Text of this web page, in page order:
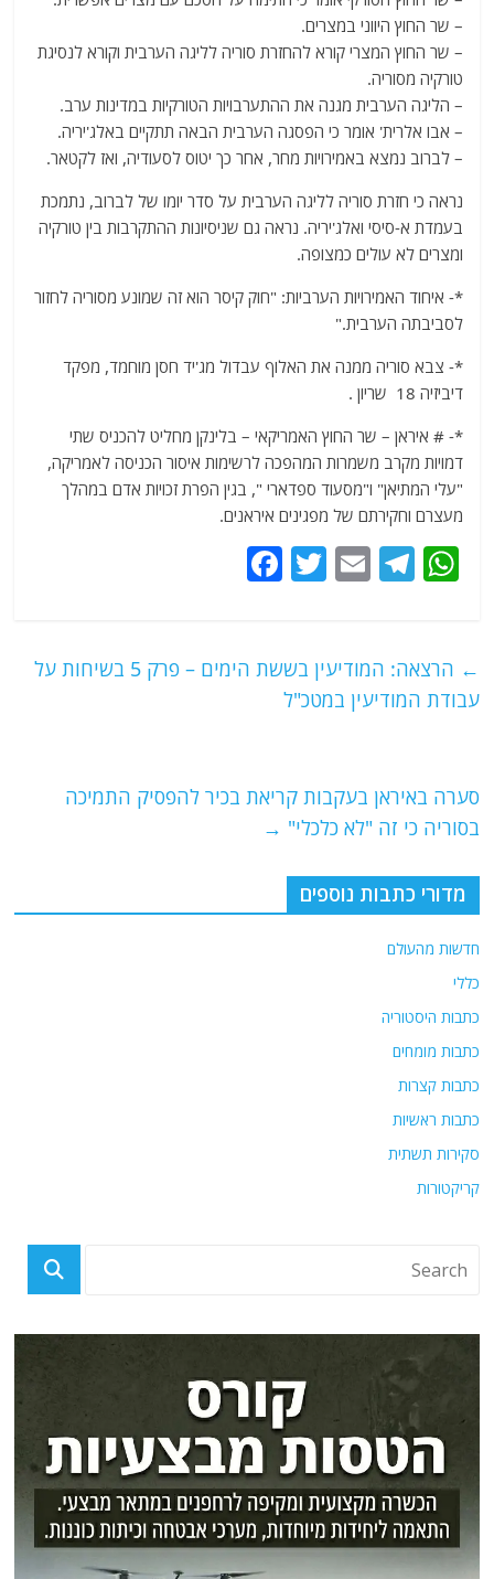
– שר החוץ היווני במצרים.
– שר החוץ המצרי קורא להחזרת סוריה לליגה הערבית וקורא לנסיגת
טורקיה מסוריה.
– הליגה הערבית מגנה את ההתערבויות הטורקיות במדינות ערב.
– אבו אלרית' אומר כי הפסגה הערבית הבאה תתקיים באלג'יריה.
– לברוב נמצא באמירויות מחר, אחר כך יטוס לסעודיה, ואז לקטאר.
נראה כי חזרת סוריה לליגה הערבית על סדר יומו של לברוב, נתמכת
בעמדת א-סיסי ואלג'יריה. נראה גם שניסיונות ההתקרבות בין טורקיה
ומצרים לא עולים כמצופה.
*- איחוד האמירויות הערביות: "חוק קיסר הוא זה שמונע מסוריה לחזור
לסביבתה הערבית."
*- צבא סוריה ממנה את האלוף עבדול מג'יד חסן מוחמד, מפקד
דיביזיה 18 שריון .
*- # איראן – שר החוץ האמריקאי – בלינקן מחליט להכניס שתי
דמויות מקרב משמרות המהפכה לרשימות איסור הכניסה לאמריקה,
"עלי המתיאן" ו"מסעוד ספדארי ", בגין הפרת זכויות אדם במהלך
מעצרם וחקירתם של מפגינים איראנים.
W
s
A
T
g
ra
E
l
T
er
e
k
←
הרצאה: המודיעין בששת הימים – פרק 5 בשיחות על
עבודת המודיעין במטכ"ל
סערה באיראן בעקבות קריאת בכיר להפסיק התמיכה
בסוריה כי זה "לא כלכלי" →
מדורי כתבות נוספים
חדשות מהעולם
כללי
כתבות היסטוריה
כתבות מומחים
כתבות קצרות
כתבות ראשיות
סקירות תשתית
קריקטורות